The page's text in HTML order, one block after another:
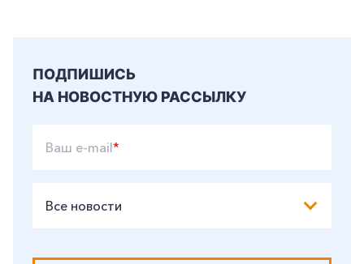
ПОДПИШИСЬ
НА НОВОСТНУЮ РАССЫЛКУ
Ваш e-mail*
Все новости